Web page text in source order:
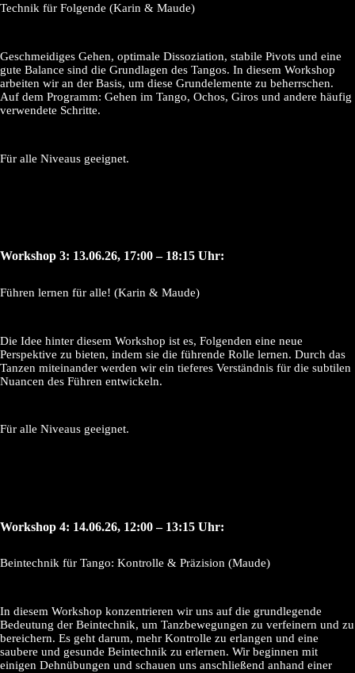
Technik für Folgende (Karin & Maude)
Geschmeidiges Gehen, optimale Dissoziation, stabile Pivots und eine
gute Balance sind die Grundlagen des Tangos. In diesem Workshop
arbeiten wir an der Basis, um diese Grundelemente zu beherrschen.
Auf dem Programm: Gehen im Tango, Ochos, Giros und andere häufig
verwendete Schritte.
Für alle Niveaus geeignet.
Workshop 3: 13.06.26, 17:00 – 18:15 Uhr:
Führen lernen für alle! (Karin & Maude)
Die Idee hinter diesem Workshop ist es, Folgenden eine neue
Perspektive zu bieten, indem sie die führende Rolle lernen. Durch das
Tanzen miteinander werden wir ein tieferes Verständnis für die subtilen
Nuancen des Führen entwickeln.
Für alle Niveaus geeignet.
Workshop 4: 14.06.26, 12:00 – 13:15 Uhr:
Beintechnik für Tango: Kontrolle & Präzision (Maude)
In diesem Workshop konzentrieren wir uns auf die grundlegende
Bedeutung der Beintechnik, um Tanzbewegungen zu verfeinern und zu
bereichern. Es geht darum, mehr Kontrolle zu erlangen und eine
saubere und gesunde Beintechnik zu erlernen. Wir beginnen mit
einigen Dehnübungen und schauen uns anschließend anhand einer